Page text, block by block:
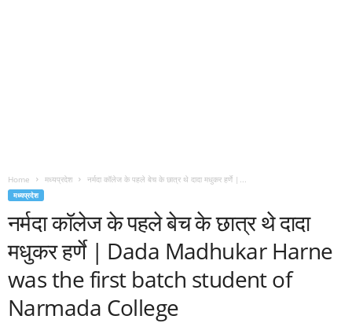
Home मध्यप्रदेश नर्मदा कॉलेज के पहले बेच के छात्र थे दादा मधुकर हर्णे |...
मध्यप्रदेश
नर्मदा कॉलेज के पहले बेच के छात्र थे दादा
मधुकर हर्णे | Dada Madhukar Harne
was the first batch student of
Narmada College